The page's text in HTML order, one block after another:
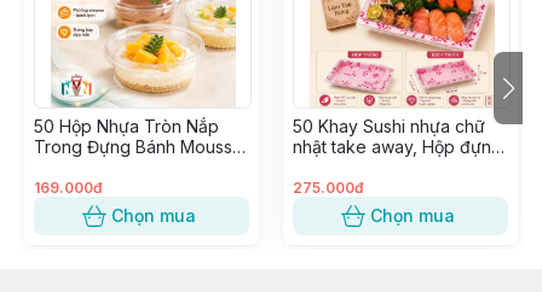
🔰 Phân phối Sỉ & Lẻ toàn quốc giá tận gốc
🔰 Nhập hàng trực tiếp, không qua trung gian từ các
Nhà Máy lớn uy tín
50 Hộp Nhựa Tròn Nắp
Trong Đựng Bánh Mousse,
Xoài ~ W120, 8117, 117-8
169.000đ
Chọn mua
50 Khay Sushi nhựa chữ
nhật take away, Hộp đựng
SỐ 5
275.000đ
Chọn mua